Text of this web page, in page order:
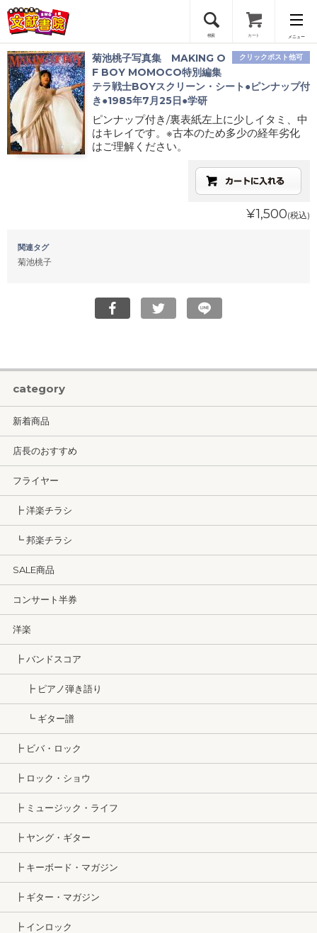
検索 カート メニュー
会員登録
ログイン
クリックポスト他可
菊池桃子写真集 MAKING O
F BOY MOMOCO特別編集
テラ戦士BOYスクリーン・シート●ピンナップ付
き●1985年7月25日●学研
ピンナップ付き/裏表紙左上に少しイタミ、中
はキレイです。※古本のため多少の経年劣化
はご理解ください。
¥1,500(税込)
関連タグ
菊池桃子
category
新着商品
店長のおすすめ
フライヤー
┣ 洋楽チラシ
┗ 邦楽チラシ
SALE商品
コンサート半券
洋楽
┣ バンドスコア
┣ ピアノ弾き語り
┗ ギター譜
┣ ビバ・ロック
┣ ロック・ショウ
┣ ミュージック・ライフ
┣ ヤング・ギター
┣ キーボード・マガジン
┣ ギター・マガジン
┣ インロック